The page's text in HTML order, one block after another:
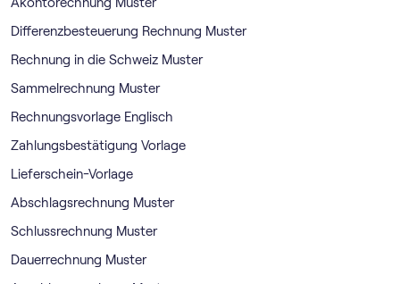
Akontorechnung Muster
Differenzbesteuerung Rechnung Muster
Rechnung in die Schweiz Muster
Sammelrechnung Muster
Rechnungsvorlage Englisch
Zahlungsbestätigung Vorlage
Lieferschein-Vorlage
Abschlagsrechnung Muster
Schlussrechnung Muster
Dauerrechnung Muster